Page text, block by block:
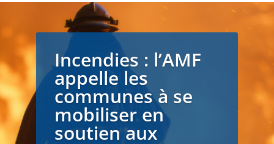
Incendies : l’AMF
appelle les
communes à se
mobiliser en
soutien aux